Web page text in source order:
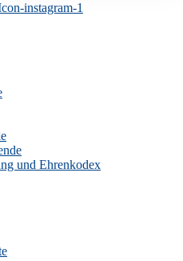
instagram-1
und Ehrenkodex